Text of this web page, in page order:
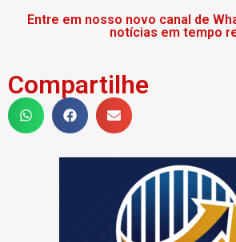
Entre em nosso novo canal de
notícias em tempo
Compartilhe